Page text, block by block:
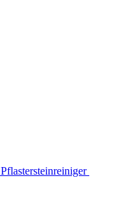
Pflastersteinreiniger